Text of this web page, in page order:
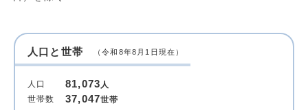
人口と世帯 （令和8年8月1日現在）
人口 81,073人
世帯数
37,047世帯